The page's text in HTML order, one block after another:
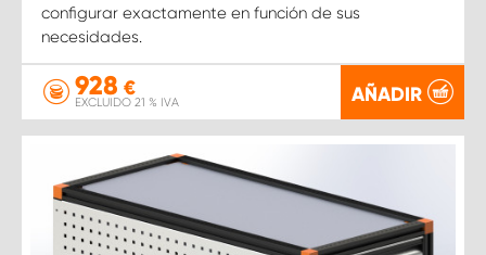
configurar exactamente en función de sus
necesidades.
928 €
EXCLUIDO 21 % IVA AÑADIR